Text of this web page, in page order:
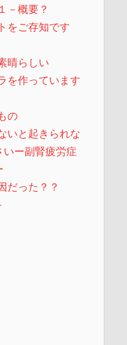
－概要？
をご存知です
晴らしい
を作っています
の
いと起きられな
いー副腎疲労症
だった？？